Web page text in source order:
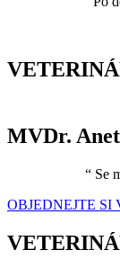
MVDr.
“ Se
OBJEDNEJTE